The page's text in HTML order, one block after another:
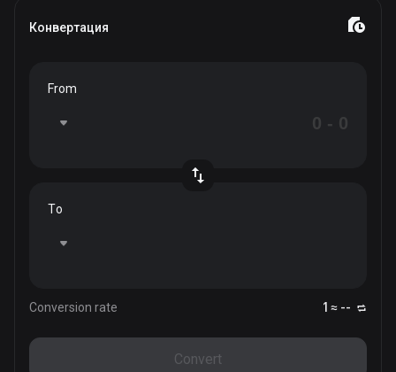
Конвертация
From
To
Conversion rate 1 ≈ --
Convert